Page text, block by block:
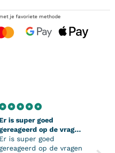
je favoriete methode
Er is super goed
op de vragen
die ik had tenaanzien
product
Er is super goed
op de vragen
en